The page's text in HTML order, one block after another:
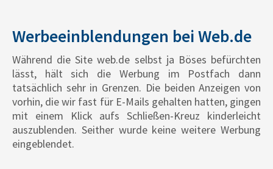
Werbeeinblendungen bei Web.de
Während die Site web.de selbst ja Böses befürchten
lässt, hält sich die Werbung im Postfach dann
tatsächlich sehr in Grenzen. Die beiden Anzeigen von
vorhin, die wir fast für E-Mails gehalten hatten, gingen
mit einem Klick aufs Schließen-Kreuz kinderleicht
auszublenden. Seither wurde keine weitere Werbung
eingeblendet.